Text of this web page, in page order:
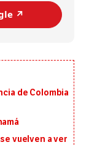
↗️
de Colombia
vuelven a ver